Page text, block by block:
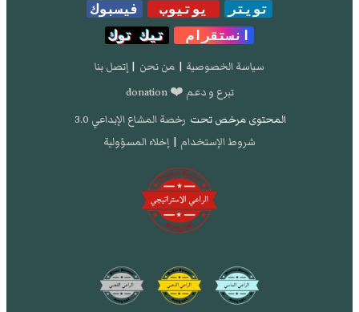
تويتر يوتيوب
فيسبوك
انستقرام
تيك توك
سياسة الخصوصية | من نحن | إتصل بنا
تبرع و دعم ❤️ donation
المحتوى مرخص تحت رخصة المشاع الإبداعي 3.0
شروط الإستخدام | إخلاء المسؤولية